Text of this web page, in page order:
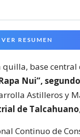
VER RESUMEN
base central
Nui”,
Astilleros y
de Talcahuano
Continuo de